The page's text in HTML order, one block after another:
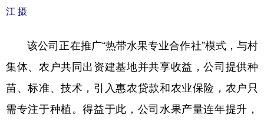
江 摄
该公司正在推广“热带水果专业合作社”模式，与村
集体、农户共同出资建基地并共享收益，公司提供种
苗、标准、技术，引入惠农贷款和农业保险，农户只
需专注于种植。得益于此，公司水果产量连年提升，